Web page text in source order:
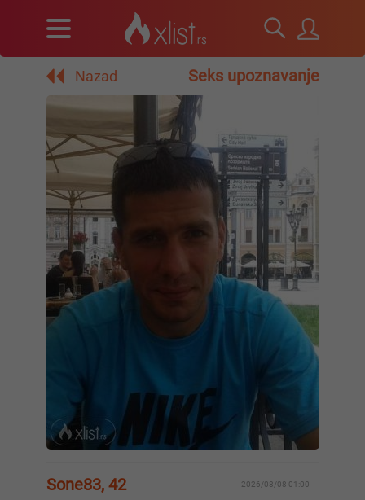
Nazad Seks upoznavanje
Sone83, 42 2026/08/08 01:00